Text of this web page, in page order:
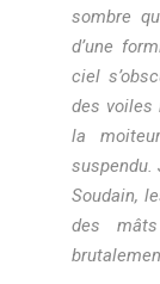
sombre
d’une
ciel
des voiles
la
suspendu.
Soudain,
des